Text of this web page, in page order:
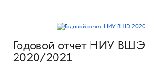
Годовой отчет НИУ ВШЭ
2020/2021